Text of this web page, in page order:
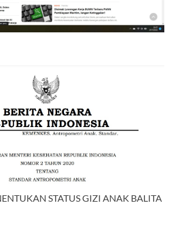
STATUS GIZI ANAK BALITA